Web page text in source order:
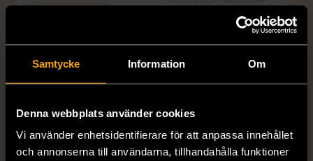
Samtycke Information Om
Denna webbplats använder cookies
Vi använder enhetsidentifierare för att anpassa innehållet
och annonserna till användarna, tillhandahålla funktioner